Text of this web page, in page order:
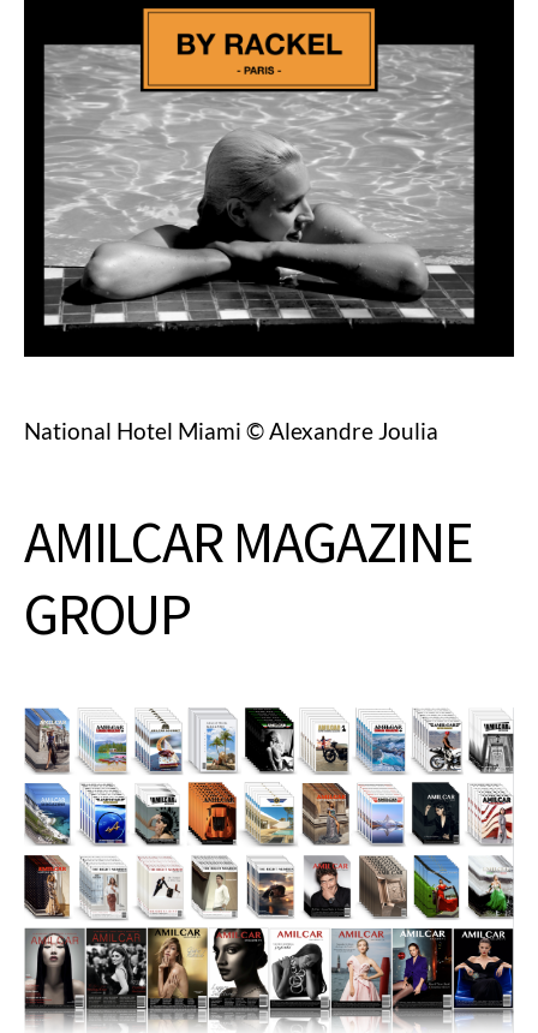
National Hotel Miami © Alexandre Joulia
AMILCAR MAGAZINE
GROUP